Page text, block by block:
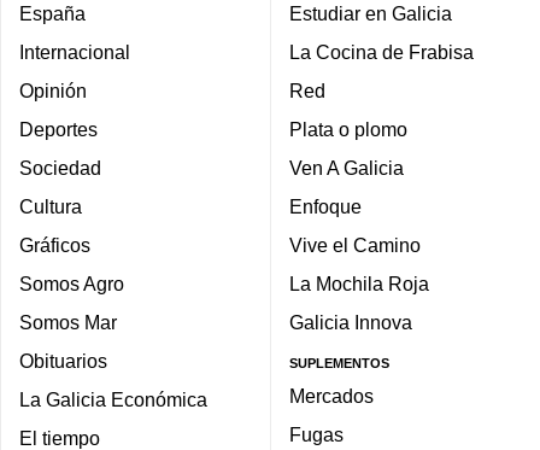
España
Internacional
Opinión
Deportes
Sociedad
Cultura
Gráficos
Somos Agro
Somos Mar
Obituarios
La Galicia Económica
El tiempo
Estudiar en Galicia
La Cocina de Frabisa
Red
Plata o plomo
Ven A Galicia
Enfoque
Vive el Camino
La Mochila Roja
Galicia Innova
SUPLEMENTOS
Mercados
Fugas